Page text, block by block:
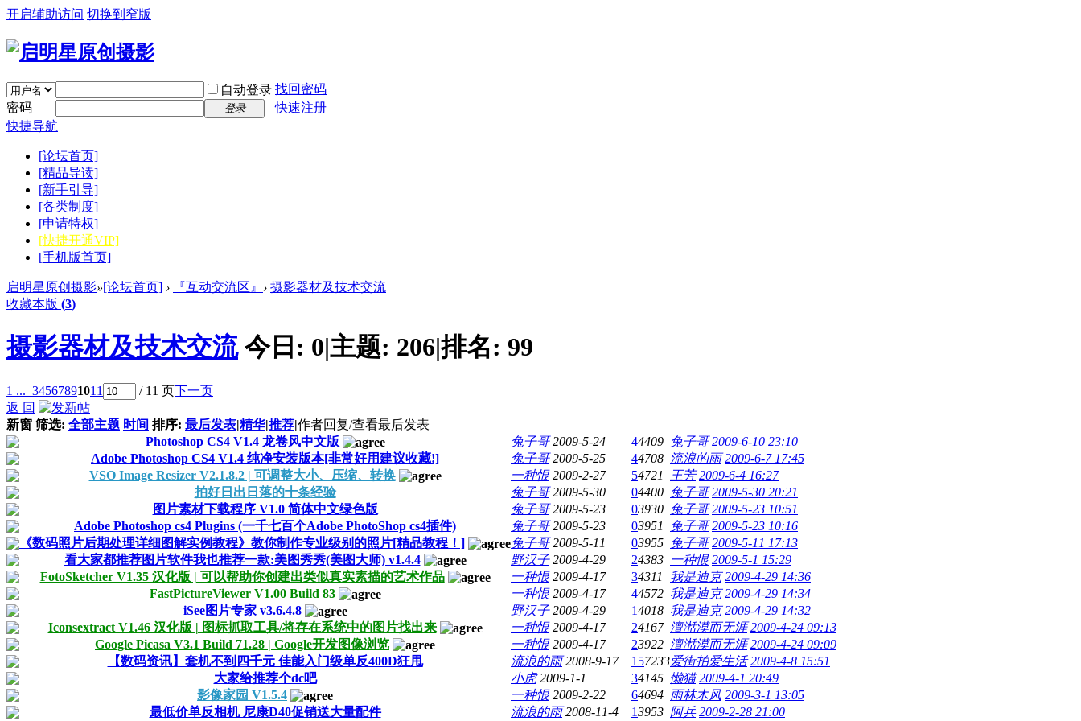
开启辅助访问 切换到窄版
自动登录 找回密码
密码
登录
快速注册
快捷导航
[论坛首页]
[精品导读]
[新手引导]
[各类制度]
[申请特权]
[快捷开通VIP]
[手机版首页]
启明星原创摄影»[论坛首页] › 『互动交流区』 › 摄影器材及技术交流
收藏本版 (3)
摄影器材及技术交流 今日: 0|主题: 206|排名: 99
1 ... 34567891011 / 11 页下一页
返 回
新窗 筛选: 全部主题 时间 排序: 最后发表|精华|推荐|作者回复/查看最后发表
Photoshop CS4 V1.4 龙卷风中文版
兔子哥 2009-5-24 44409 兔子哥 2009-6-10 23:10
Adobe Photoshop CS4 V1.4 纯净安装版本[非常好用建议收藏!]
兔子哥 2009-5-25 44708 流浪的雨 2009-6-7 17:45
VSO Image Resizer V2.1.8.2 | 可调整大小、压缩、转换
一种恨 2009-2-27 54721 王芳 2009-6-4 16:27
拍好日出日落的十条经验
兔子哥 2009-5-30 04400 兔子哥 2009-5-30 20:21
图片素材下载程序 V1.0 简体中文绿色版
兔子哥 2009-5-23 03930 兔子哥 2009-5-23 10:51
Adobe Photoshop cs4 Plugins (一千七百个Adobe PhotoShop cs4插件)
兔子哥 2009-5-23 03951 兔子哥 2009-5-23 10:16
《数码照片后期处理详细图解实例教程》教你制作专业级别的照片[精品教程！]
兔子哥 2009-5-11 03955 兔子哥 2009-5-11 17:13
看大家都推荐图片软件我也推荐一款:美图秀秀(美图大师) v1.4.4
野汉子 2009-4-29 24383 一种恨 2009-5-1 15:29
FotoSketcher V1.35 汉化版 | 可以帮助你创建出类似真实素描的艺术作品
一种恨 2009-4-17 34311 我是迪克 2009-4-29 14:36
FastPictureViewer V1.00 Build 83
一种恨 2009-4-17 44572 我是迪克 2009-4-29 14:34
iSee图片专家 v3.6.4.8
野汉子 2009-4-29 14018 我是迪克 2009-4-29 14:32
Iconsextract V1.46 汉化版 | 图标抓取工具/将存在系统中的图片找出来
一种恨 2009-4-17 24167 澶湉漠而无涯 2009-4-24 09:13
Google Picasa V3.1 Build 71.28 | Google开发图像浏览
一种恨 2009-4-17 23922 澶湉漠而无涯 2009-4-24 09:09
【数码资讯】套机不到四千元 佳能入门级单反400D狂甩
流浪的雨 2008-9-17 157233爱街拍爱生活 2009-4-8 15:51
大家给推荐个dc吧
小虎 2009-1-1 34145 懒猫 2009-4-1 20:49
影像家园 V1.5.4
一种恨 2009-2-22 64694 雨林木风 2009-3-1 13:05
最低价单反相机 尼康D40促销送大量配件
流浪的雨 2008-11-4 13953 阿兵 2009-2-28 21:00